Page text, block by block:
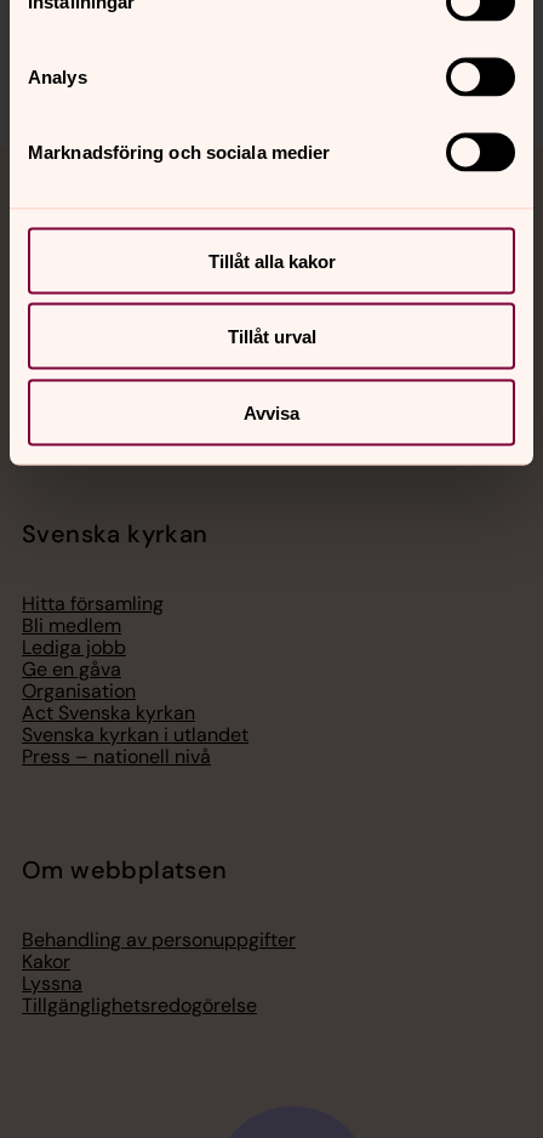
Analys
Marknadsföring och sociala medier
Tillåt alla kakor
Tillåt urval
Avvisa
Sociala kanaler
Jourhavande präst
Akut samtals- och krisstöd. Prata eller chatta anonymt
med en präst på kvällar och nätter.
Digitalt brev
Svenska kyrkan
Hitta församling
Bli medlem
Lediga jobb
Ge en gåva
Organisation
Act Svenska kyrkan
Svenska kyrkan i utlandet
Press – nationell nivå
Om webbplatsen
Behandling av personuppgifter
Kakor
Lyssna
Tillgänglighetsredogörelse